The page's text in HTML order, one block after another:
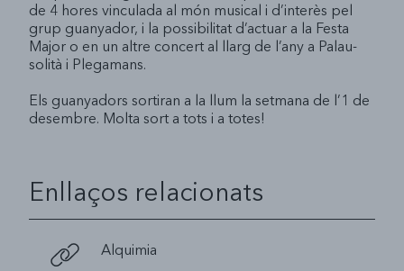
de 4 hores vinculada al món musical i d’interès pel
grup guanyador, i la possibilitat d’actuar a la Festa
Major o en un altre concert al llarg de l’any a Palau-
solità i Plegamans.
Els guanyadors sortiran a la llum la setmana de l’1 de
desembre. Molta sort a tots i a totes!
Enllaços relacionats
Alquimia